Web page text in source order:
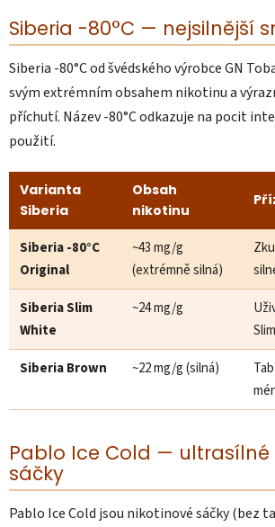
Siberia -80°C — nejsilnější
Siberia -80°C od švédského výrobce GN
svým extrémním obsahem nikotinu a
příchutí. Název -80°C odkazuje na pocit
použití.
Varianta
Siberia
Obsah
nikotinu
Siberia -80°C
Original
~43 mg/g
(extrémně silná)
Siberia Slim
White
~24 mg/g
Siberia Brown
~22 mg/g (silná)
Pablo Ice Cold — ultrasílné
sáčky
Pablo Ice Cold jsou nikotinové sáčky (bez